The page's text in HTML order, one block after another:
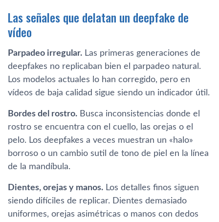
Las señales que delatan un deepfake de
vídeo
Parpadeo irregular. Las primeras generaciones de
deepfakes no replicaban bien el parpadeo natural.
Los modelos actuales lo han corregido, pero en
vídeos de baja calidad sigue siendo un indicador útil.
Bordes del rostro. Busca inconsistencias donde el
rostro se encuentra con el cuello, las orejas o el
pelo. Los deepfakes a veces muestran un «halo»
borroso o un cambio sutil de tono de piel en la línea
de la mandíbula.
Dientes, orejas y manos. Los detalles finos siguen
siendo difíciles de replicar. Dientes demasiado
uniformes, orejas asimétricas o manos con dedos